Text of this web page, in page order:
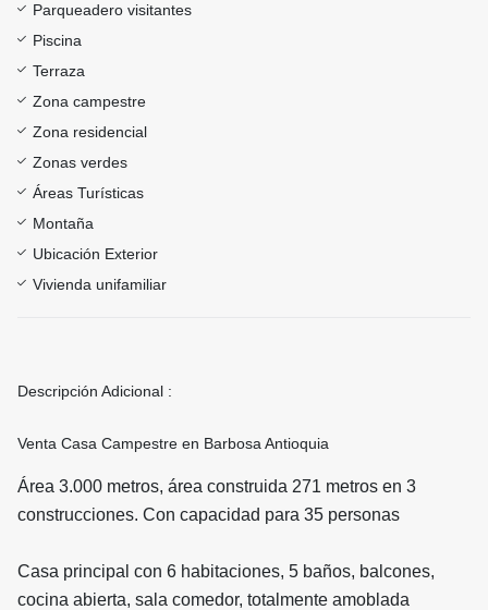
Parqueadero visitantes
Piscina
Terraza
Zona campestre
Zona residencial
Zonas verdes
Áreas Turísticas
Montaña
Ubicación Exterior
Vivienda unifamiliar
Descripción Adicional :
Venta Casa Campestre en Barbosa Antioquia
Área 3.000 metros, área construida 271 metros en 3
construcciones. Con capacidad para 35 personas
Casa principal con 6 habitaciones, 5 baños, balcones,
cocina abierta, sala comedor, totalmente amoblada